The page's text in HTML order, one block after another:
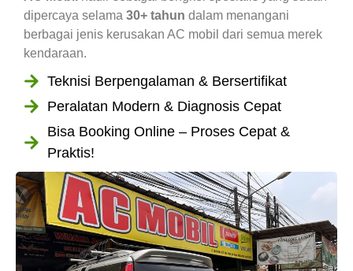
dipercaya selama 30+ tahun dalam menangani
berbagai jenis kerusakan AC mobil dari semua merek
kendaraan.
Teknisi Berpengalaman & Bersertifikat
Peralatan Modern & Diagnosis Cepat
Bisa Booking Online – Proses Cepat &
Praktis!